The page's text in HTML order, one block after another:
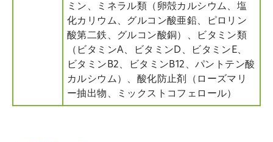
ミン、ミネラル類（卵殻カルシウム、塩
化カリウム、グルコン酸亜鉛、ピロリン
酸第二鉄、グルコン酸銅）、ビタミン類
（ビタミンA、ビタミンD、ビタミンE、
ビタミンB2、ビタミンB12、パントテン酸
カルシウム）、酸化防止剤（ローズマリ
ー抽出物、ミックストコフェロール）